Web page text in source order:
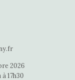
2026
17h30